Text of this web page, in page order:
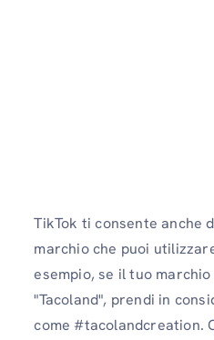
TikTok ti consente anche
marchio che puoi
esempio, se il tuo
"Tacoland", prendi in
come #tacolandcreation.